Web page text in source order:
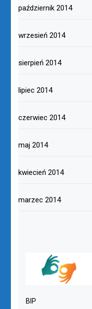
październik 2014
wrzesień 2014
sierpień 2014
lipiec 2014
czerwiec 2014
maj 2014
kwiecień 2014
marzec 2014
BIP